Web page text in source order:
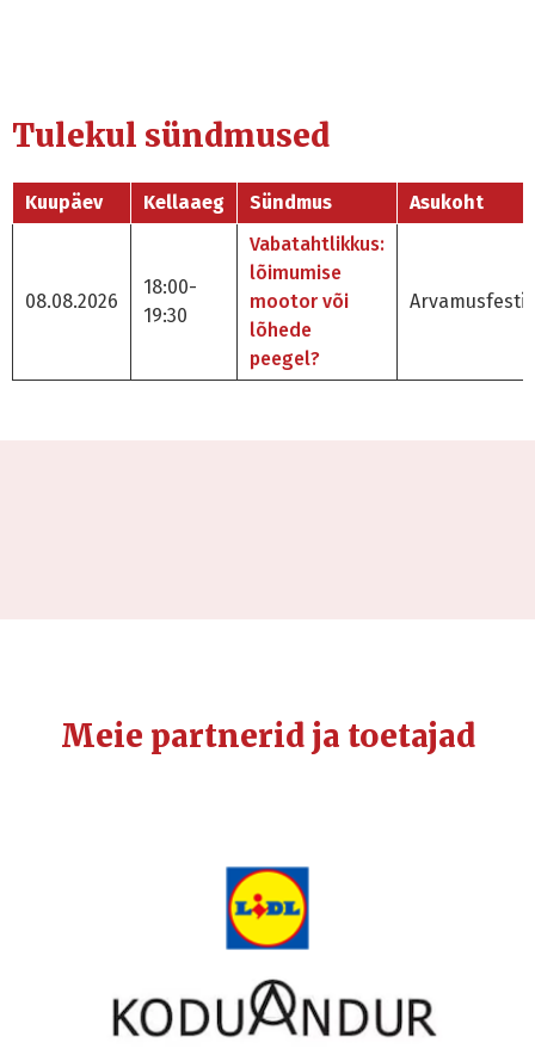
Tulekul sündmused
Kuupäev Kellaaeg Sündmus Asukoht
08.08.2026
18:00-
19:30
Vabatahtlikkus:
lõimumise
mootor või
lõhede
peegel?
Meie partnerid ja toetajad